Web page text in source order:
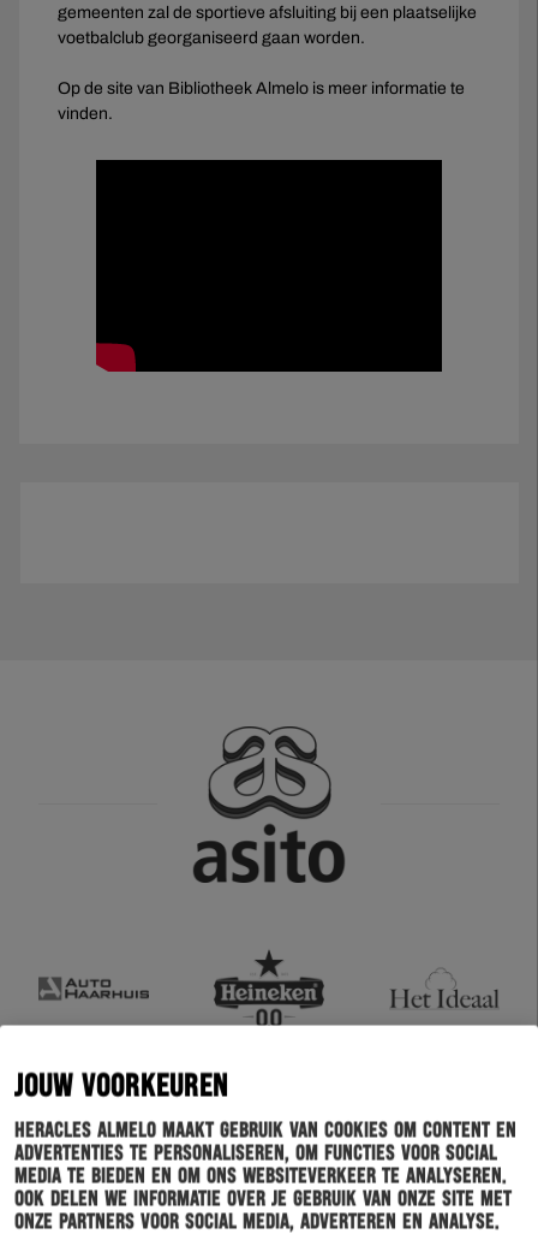
JOUW VOORKEUREN
Heracles Almelo maakt gebruik van cookies om content en
advertenties te personaliseren, om functies voor social
media te bieden en om ons websiteverkeer te analyseren.
Ook delen we informatie over je gebruik van onze site met
onze partners voor social media, adverteren en analyse.
gemeenten zal de sportieve afsluiting bij een plaatselijke
voetbalclub georganiseerd gaan worden.
Op de site van Bibliotheek Almelo is meer informatie te
vinden.